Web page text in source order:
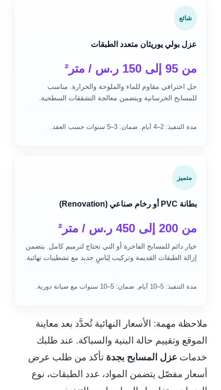
شائع
عزل بولي يوريثان متعدد الطبقات
من 95 إلى 150 ر.س / متر²
حل احترافي مقاوم للماء والملوحة والحرارة. مناسب
للمسابح الخرسانية ويتضمن معالجة التشققات السطحية.
مدة التنفيذ: 2–4 أيام. ضمان: 3–5 سنوات حسب العقد.
متميز
بطانة PVC أو رخام صناعي (Renovation)
من 200 إلى 450 ر.س / متر²
خيار دائم للمسابح الفاخرة أو التي تحتاج لترميم كامل. يتضمن
إزالة الطبقات القديمة وتركيب لِبَاسٍ جديد مع تشطيبات نهائية.
مدة التنفيذ: 5–10 أيام. ضمان: 5–10 سنوات مع صيانة دورية.
ملاحظة مهمة: الأسعار النهائية تُحدَّد بعد معاينة
الموقع وتقييم حالة البنية والسباكة. عند طلبك
خدمات عزل المسابح بجدة تأكد من طلب عرض
أسعار مفصّل يتضمن المواد، عدد الطبقات، نوع